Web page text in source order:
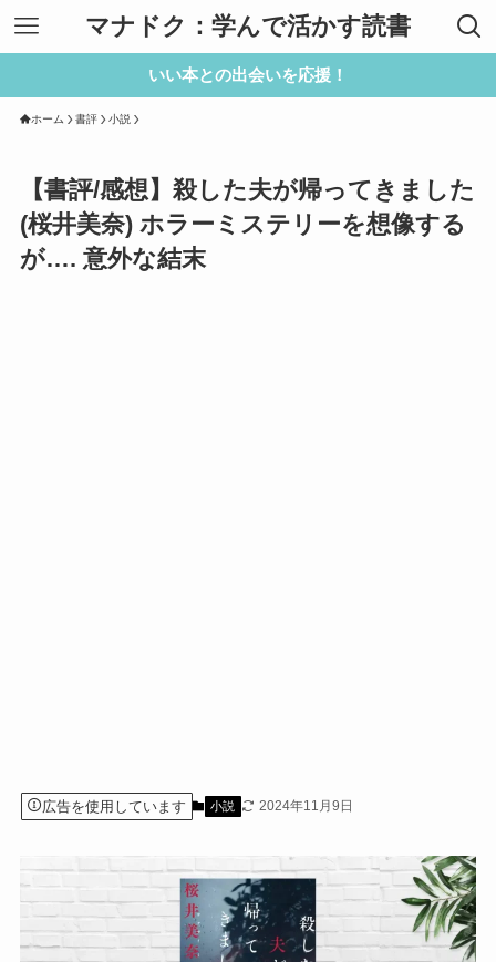
マナドク：学んで活かす読書
いい本との出会いを応援！
ホーム 書評 小説
【書評/感想】殺した夫が帰ってきました
(桜井美奈) ホラーミステリーを想像する
が…. 意外な結末
広告を使用しています 小説 2024年11月9日